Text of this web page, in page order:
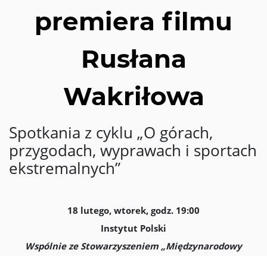
premiera filmu
Rusłana
Wakriłowa
Spotkania z cyklu „O górach,
przygodach, wyprawach i sportach
ekstremalnych”
18 lutego, wtorek, godz. 19:00
Instytut Polski
Wspólnie ze Stowarzyszeniem „Międzynarodowy